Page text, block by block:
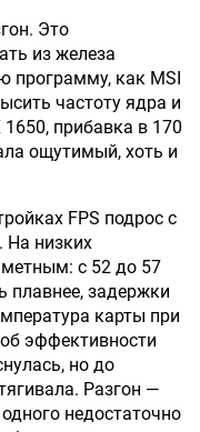
Это
из железа
программу, как MSI
частоту ядра и
прибавка в 170
ощутимый, хоть и
FPS подрос с
На низких
с 52 до 57
плавнее, задержки
карты при
эффективности
но до
Разгон —
недостаточно